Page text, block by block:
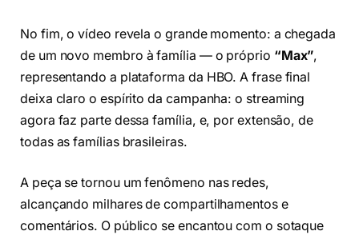
No fim, o vídeo revela o grande momento: a chegada
de um novo membro à família — o próprio “Max”,
representando a plataforma da HBO. A frase final
deixa claro o espírito da campanha: o streaming
agora faz parte dessa família, e, por extensão, de
todas as famílias brasileiras.
A peça se tornou um fenômeno nas redes,
alcançando milhares de compartilhamentos e
comentários. O público se encantou com o sotaque